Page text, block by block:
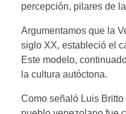
percepción, pilares de
Argumentamos que la
siglo XX, estableció el
Este modelo,
la cultura autóctona.
Como señaló Luis Britto